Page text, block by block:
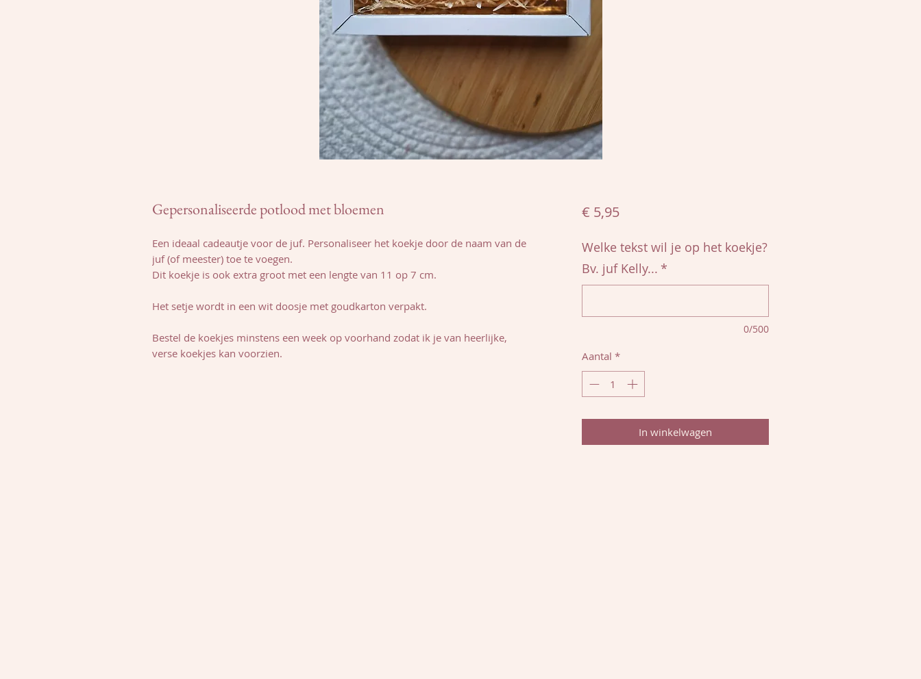
Gepersonaliseerde potlood met bloemen
Een ideaal cadeautje voor de juf. Personaliseer het koekje door de naam van de
juf (of meester) toe te voegen.
Dit koekje is ook extra groot met een lengte van 11 op 7 cm.
Het setje wordt in een wit doosje met goudkarton verpakt.
Bestel de koekjes minstens een week op voorhand zodat ik je van heerlijke,
verse koekjes kan voorzien.
€ 5,95Prijs
Welke tekst wil je op het koekje?
Bv. juf Kelly... *
0/500
Aantal *
In winkelwagen